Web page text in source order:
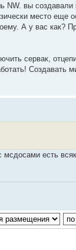
NW. вы создавали
место еще
А у вас как?
сервак,
Создавать
мсдосами есть